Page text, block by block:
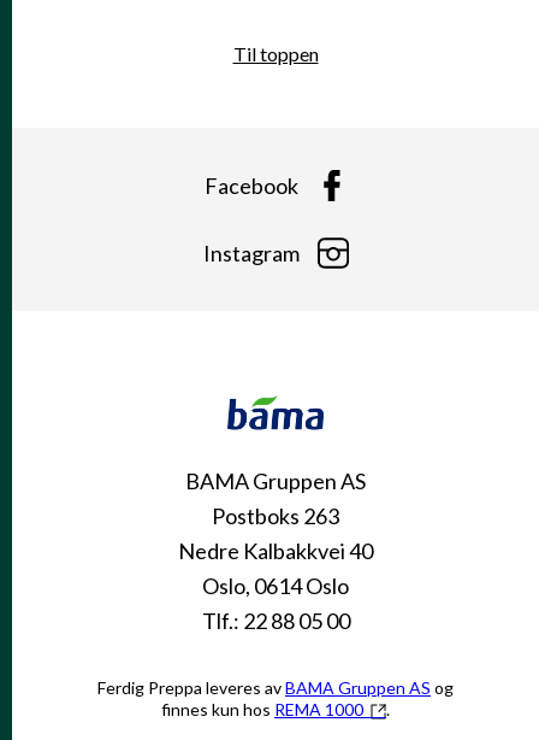
Til toppen
Facebook
Instagram
BAMA Gruppen AS
Postboks 263
Nedre Kalbakkvei 40
Oslo, 0614 Oslo
Tlf.: 22 88 05 00
Ferdig Preppa leveres avBAMA Gruppen AS og
finnes kun hos REMA 1000 .